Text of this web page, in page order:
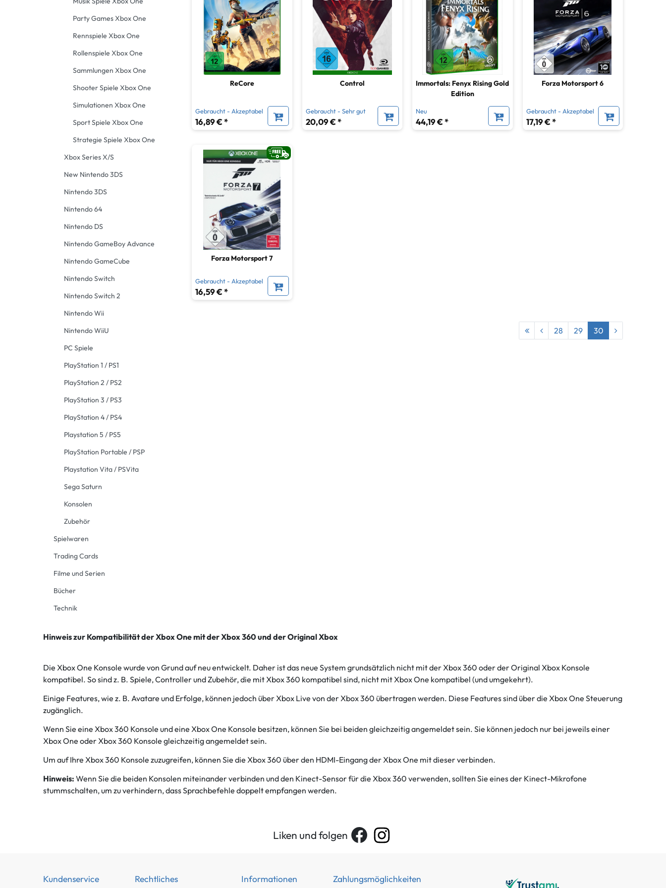
Party Games Xbox One
Rennspiele Xbox One
Rollenspiele Xbox One
Sammlungen Xbox One
Shooter Spiele Xbox One
Simulationen Xbox One
Sport Spiele Xbox One
Strategie Spiele Xbox One
Xbox Series X/S
New Nintendo 3DS
Nintendo 3DS
Nintendo 64
Nintendo DS
Nintendo GameBoy Advance
Nintendo GameCube
Nintendo Switch
Nintendo Switch 2
Nintendo Wii
Nintendo WiiU
PC Spiele
PlayStation 1 / PS1
PlayStation 2 / PS2
PlayStation 3 / PS3
PlayStation 4 / PS4
Playstation 5 / PS5
PlayStation Portable / PSP
Playstation Vita / PSVita
Sega Saturn
Konsolen
Zubehör
Spielwaren
Trading Cards
Filme und Serien
Bücher
Technik
Strategiespiele
ReCore
Gebraucht - Akzeptabel
16,89 € *
Control
Gebraucht - Sehr gut
20,09 € *
Immortals: Fenyx Rising Gold
Edition
Neu
44,19 € *
Forza Motorsport 6
Gebraucht - Akzeptabel
17,19 € *
Forza Motorsport 7
Gebraucht - Akzeptabel
16,59 € *
28 29 30
Hinweis zur Kompatibilität der Xbox One mit der Xbox 360 und der Original Xbox
Die Xbox One Konsole wurde von Grund auf neu entwickelt. Daher ist das neue System grundsätzlich nicht mit der Xbox 360 oder der Original Xbox Konsole
kompatibel. So sind z. B. Spiele, Controller und Zubehör, die mit Xbox 360 kompatibel sind, nicht mit Xbox One kompatibel (und umgekehrt).
Einige Features, wie z. B. Avatare und Erfolge, können jedoch über Xbox Live von der Xbox 360 übertragen werden. Diese Features sind über die Xbox One Steuerung
zugänglich.
Wenn Sie eine Xbox 360 Konsole und eine Xbox One Konsole besitzen, können Sie bei beiden gleichzeitig angemeldet sein. Sie können jedoch nur bei jeweils einer
Xbox One oder Xbox 360 Konsole gleichzeitig angemeldet sein.
Um auf Ihre Xbox 360 Konsole zuzugreifen, können Sie die Xbox 360 über den HDMI-Eingang der Xbox One mit dieser verbinden.
Hinweis: Wenn Sie die beiden Konsolen miteinander verbinden und den Kinect-Sensor für die Xbox 360 verwenden, sollten Sie eines der Kinect-Mikrofone
stummschalten, um zu verhindern, dass Sprachbefehle doppelt empfangen werden.
Liken und folgen
Kundenservice Rechtliches Informationen Zahlungsmöglichkeiten